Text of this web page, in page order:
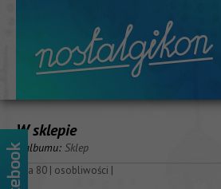
W sklepie
z albumu: Sklep
lata 80 | osobliwości |